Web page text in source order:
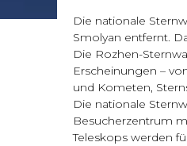
Die nationale
Smolyan entfernt.
Die Rozhen-
Erscheinungen –
und Kometen,
Die nationale
Besucherzentrum
Teleskops werden